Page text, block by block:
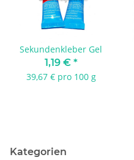
Sekundenkleber Gel
1,19 € *
39,67 € pro 100 g
Kategorien